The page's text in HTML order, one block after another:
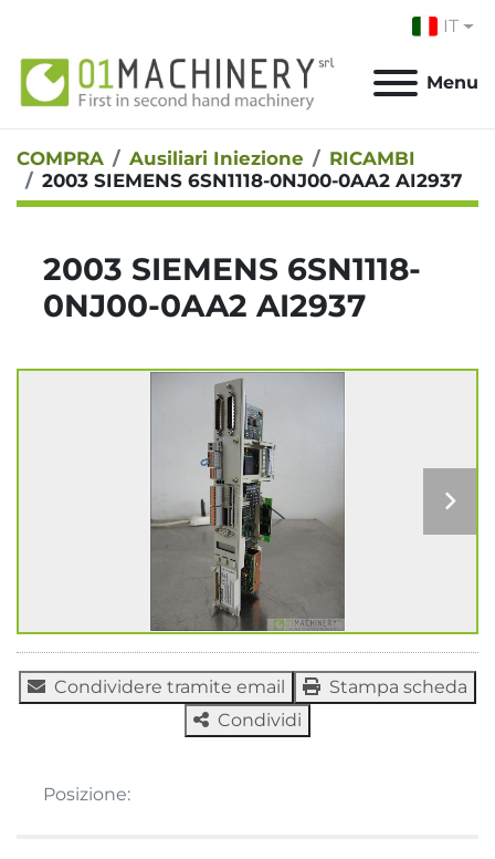
IT
Menu
COMPRA Ausiliari Iniezione
RICAMBI
2003 SIEMENS 6SN1118-0NJ00-0AA2 AI2937
2003 SIEMENS 6SN1118-
0NJ00-0AA2 AI2937
Condividere tramite email
Stampa scheda
Condividi
Posizione: